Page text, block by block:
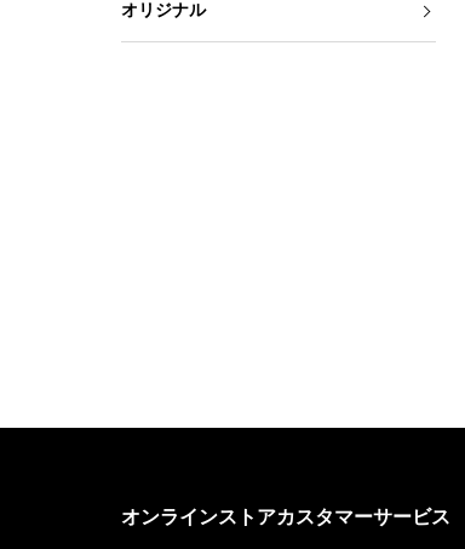
オリジナル
オンラインストアカスタマーサービス